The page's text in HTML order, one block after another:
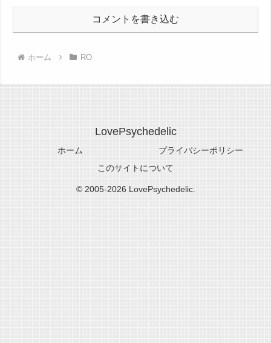
コメントを書き込む
ホーム RO
LovePsychedelic
ホーム
プライバシーポリシー
このサイトについて
© 2005-2026 LovePsychedelic.